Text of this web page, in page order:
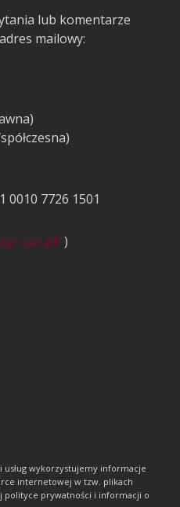
lub komentarze
mailowy:
0010 7726 1501
)
usług wykorzystujemy informacje
internetowej w tzw. plikach
polityce prywatności i informacji o